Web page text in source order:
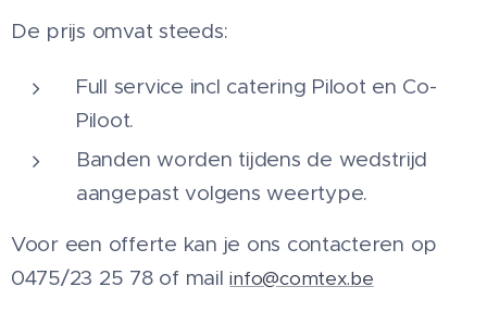
De prijs omvat steeds:
Full service incl catering Piloot en Co-
Piloot.
Banden worden tijdens de wedstrijd
aangepast volgens weertype.
Voor een offerte kan je ons contacteren op
0475/23 25 78 of mailinfo@comtex.be